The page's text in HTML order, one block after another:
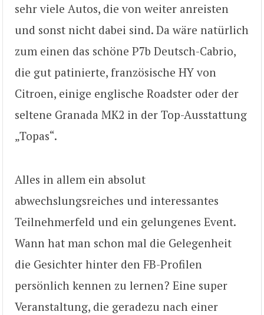
sehr viele Autos, die von weiter anreisten
und sonst nicht dabei sind. Da wäre natürlich
zum einen das schöne P7b Deutsch-Cabrio,
die gut patinierte, französische HY von
Citroen, einige englische Roadster oder der
seltene Granada MK2 in der Top-Ausstattung
„Topas“.
Alles in allem ein absolut
abwechslungsreiches und interessantes
Teilnehmerfeld und ein gelungenes Event.
Wann hat man schon mal die Gelegenheit
die Gesichter hinter den FB-Profilen
persönlich kennen zu lernen? Eine super
Veranstaltung, die geradezu nach einer